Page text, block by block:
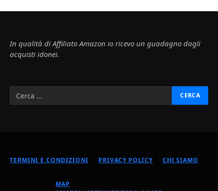
In qualità di Affiliato Amazon io ricevo un guadagno dagli
acquisti idonei.
TERMINI E CONDIZIONI PRIVACY POLICY CHI SIAMO
MAP